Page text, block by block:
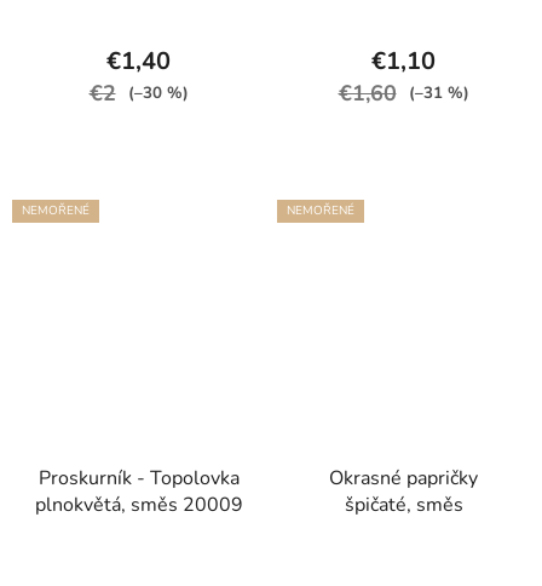
€1,40
€2 (–30 %)
€1,10
€1,60 (–31 %)
NEMOŘENÉ
Proskurník - Topolovka
plnokvětá, směs 20009
NEMOŘENÉ
Okrasné papričky
špičaté, směs